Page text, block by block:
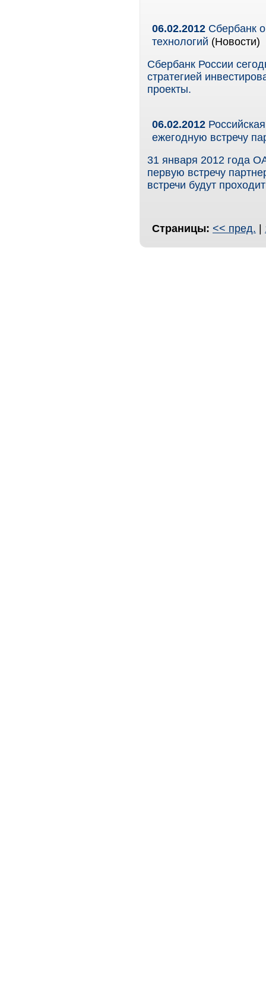
06.02.2012 Сбербанк
технологий (Новости)
Сбербанк России
стратегией
проекты.
06.02.2012
ежегодную встречу
31 января 2012 года
первую встречу
встречи будут
Страницы: << пред. |